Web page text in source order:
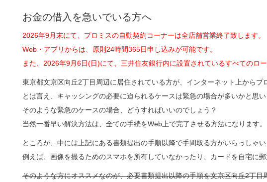
お金の借入を急いでいる方へ
2026年9月末にて、プロミスの自動契約コーナーは全店舗営業終了致します。
Web・アプリからは、原則24時間365日申し込みが可能です。
また、2026年9月6日(日)にて、三井住友銀行内に設置されているすべてのロ
東京都文京区向丘2丁目周辺に居住されている方が、インターネット上から
とは言え、キャッシングの必要に迫られるケースは緊急の場合が多いかと思い
そのような緊急のケースの場合、どうすればいいのでしょう？
当然一番早い解決方法は、全ての手続をWeb上で完了させる方法になります。
ところが、中には上記にある書類提出の手順以降で手間取る方がいらっしゃい
例えば、画像を撮るためのスマホを所有していなかったり、カードを自宅に
そのような方にオススメなのが、必要書類提出以降の手順を文京区向丘2丁目